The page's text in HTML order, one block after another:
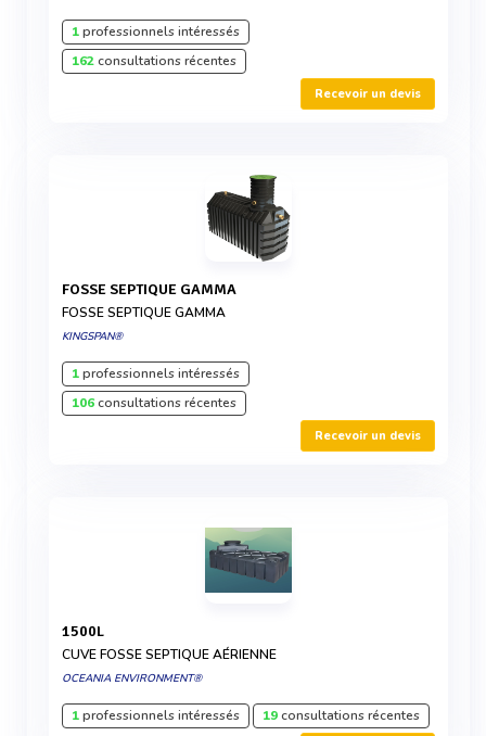
1professionnels intéressés
162consultations récentes
Recevoir un devis
FOSSE SEPTIQUE GAMMA
FOSSE SEPTIQUE GAMMA
KINGSPAN®
1professionnels intéressés
106consultations récentes
Recevoir un devis
1500L
CUVE FOSSE SEPTIQUE AÉRIENNE
OCEANIA ENVIRONMENT®
1professionnels intéressés 19consultations récentes